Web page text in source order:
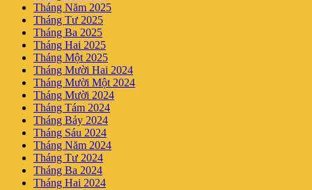
Tháng Năm 2025
Tháng Tư 2025
Tháng Ba 2025
Tháng Hai 2025
Tháng Một 2025
Tháng Mười Hai 2024
Tháng Mười Một 2024
Tháng Mười 2024
Tháng Tám 2024
Tháng Bảy 2024
Tháng Sáu 2024
Tháng Năm 2024
Tháng Tư 2024
Tháng Ba 2024
Tháng Hai 2024